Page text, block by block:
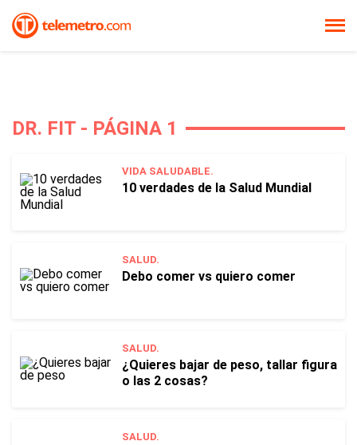
DR. FIT - PÁGINA 1
VIDA SALUDABLE.
10 verdades de la Salud Mundial
SALUD.
Debo comer vs quiero comer
SALUD.
¿Quieres bajar de peso, tallar figura
o las 2 cosas?
SALUD.